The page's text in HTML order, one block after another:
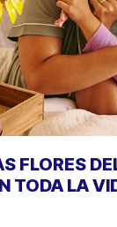
FLORES
TODA LA